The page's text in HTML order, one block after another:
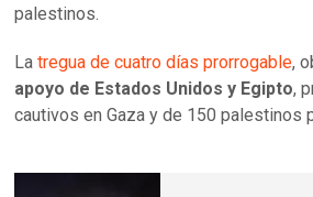
palestinos.
La tregua de cuatro días prorrogable,
apoyo de Estados Unidos y Egipto,
cautivos en Gaza y de 150 palestinos